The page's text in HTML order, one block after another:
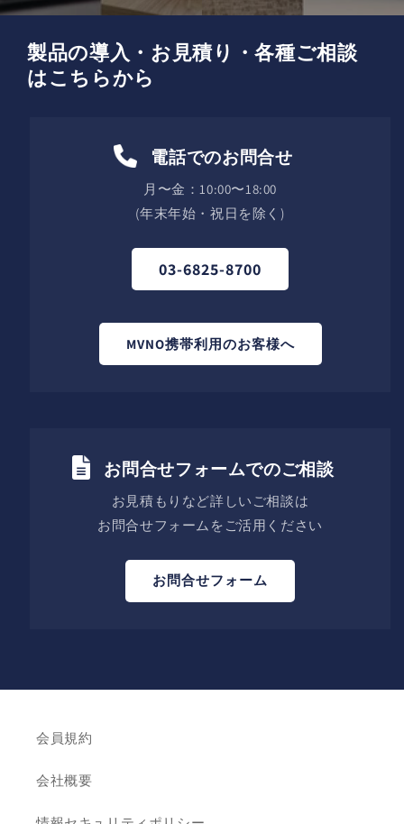
製品の導入・お見積り・各種ご相談
はこちらから
電話でのお問合せ
月〜金：10:00〜18:00
(年末年始・祝日を除く)
03-6825-8700
MVNO携帯利用のお客様へ
お問合せフォームでのご相談
お見積もりなど詳しいご相談は
お問合せフォームをご活用ください
お問合せフォーム
会員規約
会社概要